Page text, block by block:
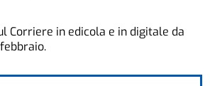
Corriere in edicola e in digitale da